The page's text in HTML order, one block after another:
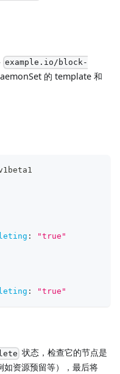
example.io/block-
的 template 和
:
"true"
: "true"
状态，检查它的节点是
如资源预留等），最后将